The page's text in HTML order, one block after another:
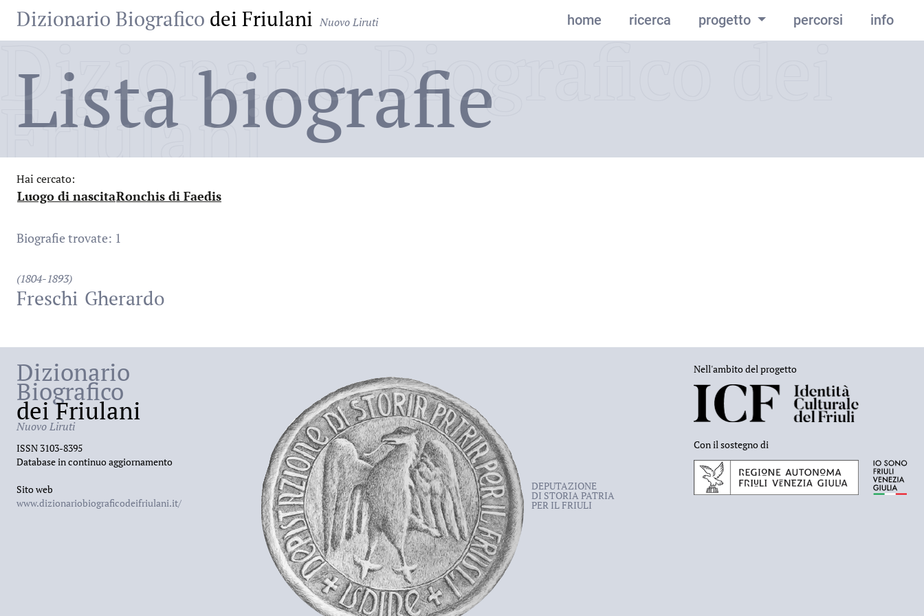
Dizionario Biografico dei Friulani Nuovo Liruti home ricerca progetto percorsi info
Dizionario Biografico dei
Friulani
Lista biografie
Hai cercato:
Luogo di nascita
:Ronchis di Faedis
Biografie trovate: 1
(1804-1893)
Freschi Gherardo
Dizionario
Biografico
dei Friulani
Nuovo Liruti
ISSN 3103-8395
Database in continuo aggiornamento
Sito web
www.dizionariobiograficodeifriulani.it/
DEPUTAZIONE
DI STORIA PATRIA
PER IL FRIULI
Nell'ambito del progetto
Con il sostegno di